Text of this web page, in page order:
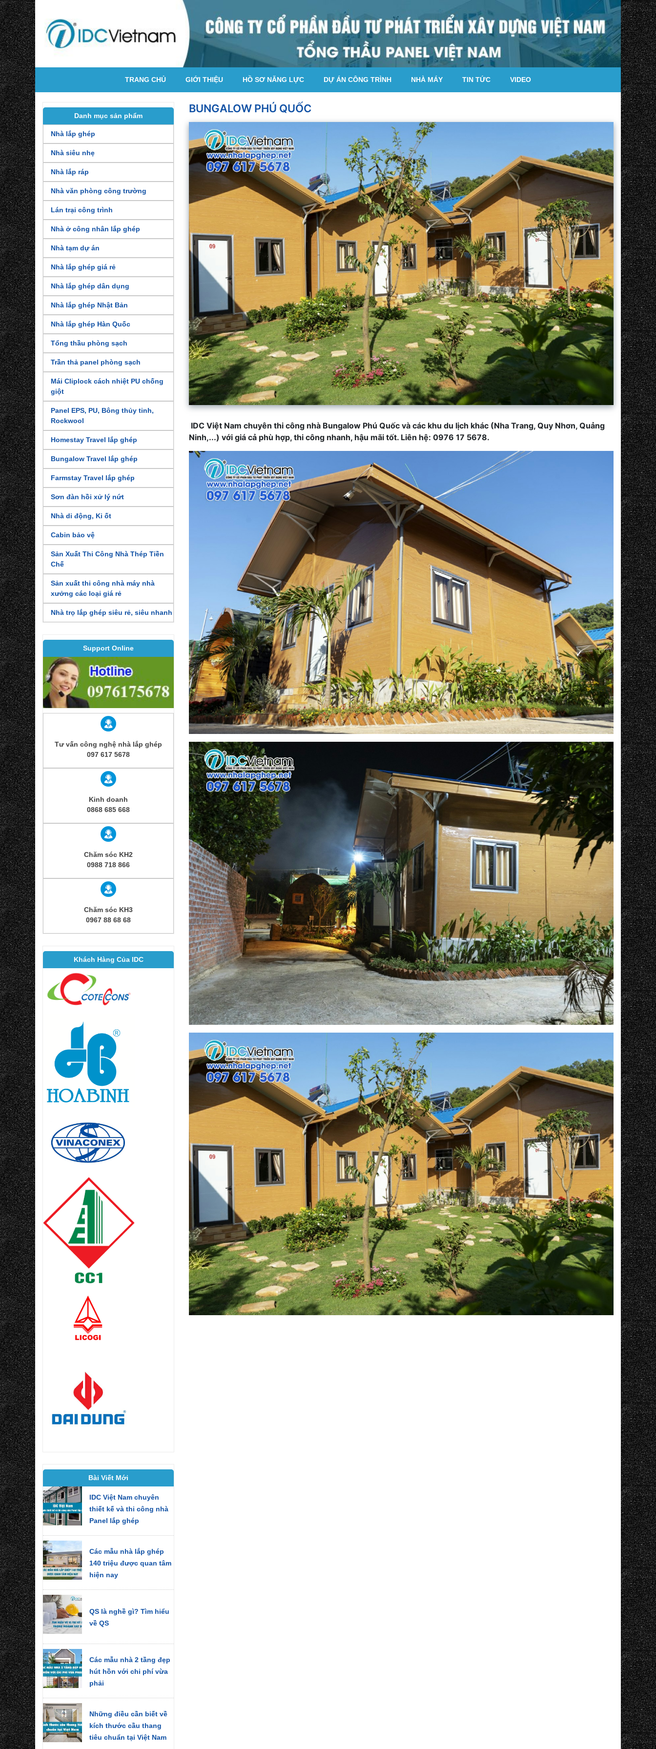
TRANG CHỦ GIỚI THIỆU HỒ SƠ NĂNG LỰC DỰ ÁN CÔNG TRÌNH NHÀ MÁY TIN TỨC VIDEO
Danh mục sản phẩm
Nhà lắp ghép
Nhà siêu nhẹ
Nhà lắp ráp
Nhà văn phòng công trường
Lán trại công trình
Nhà ở công nhân lắp ghép
Nhà tạm dự án
Nhà lắp ghép giá rẻ
Nhà lắp ghép dân dụng
Nhà lắp ghép Nhật Bản
Nhà lắp ghép Hàn Quốc
Tổng thầu phòng sạch
Trần thả panel phòng sạch
Mái Cliplock cách nhiệt PU chống
giột
Panel EPS, PU, Bông thủy tinh,
Rockwool
Homestay Travel lắp ghép
Bungalow Travel lắp ghép
Farmstay Travel lắp ghép
Sơn đàn hồi xử lý nứt
Nhà di động, Ki ốt
Cabin bảo vệ
Sản Xuất Thi Công Nhà Thép Tiền
Chế
Sản xuất thi công nhà máy nhà
xưởng các loại giá rẻ
Nhà trọ lắp ghép siêu rẻ, siêu nhanh
Support Online
Tư vấn công nghệ nhà lắp ghép
097 617 5678
Kinh doanh
0868 685 668
Chăm sóc KH2
0988 718 866
Chăm sóc KH3
0967 88 68 68
Khách Hàng Của IDC
Bài Viết Mới
IDC Việt Nam chuyên
thiết kế và thi công nhà
Panel lắp ghép
Các mẫu nhà lắp ghép
140 triệu được quan tâm
hiện nay
QS là nghề gì? Tìm hiểu
về QS
Các mẫu nhà 2 tầng đẹp
hút hồn với chi phí vừa
phải
Những điều cần biết về
kích thước cầu thang
tiêu chuẩn tại Việt Nam
BUNGALOW PHÚ QUỐC
IDC Việt Nam chuyên thi công nhà Bungalow Phú Quốc và các khu du lịch khác (Nha Trang, Quy Nhơn, Quảng
Ninh,...) với giá cả phù hợp, thi công nhanh, hậu mãi tốt. Liên hệ: 0976 17 5678.